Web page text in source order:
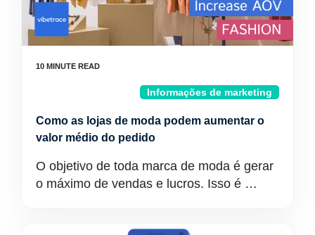
Informações de marketing
Como as lojas de moda podem aumentar o
valor médio do pedido
O objetivo de toda marca de moda é gerar
o máximo de vendas e lucros. Isso é …